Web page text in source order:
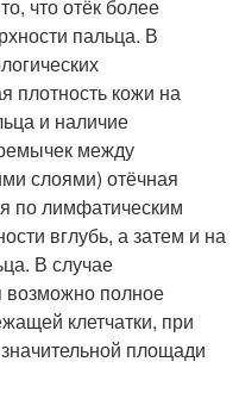
что отёк более
пальца. В
плотность кожи на
и наличие
между
слоями) отёчная
по лимфатическим
вглубь, а затем и на
В случае
возможно полное
клетчатки, при
площади